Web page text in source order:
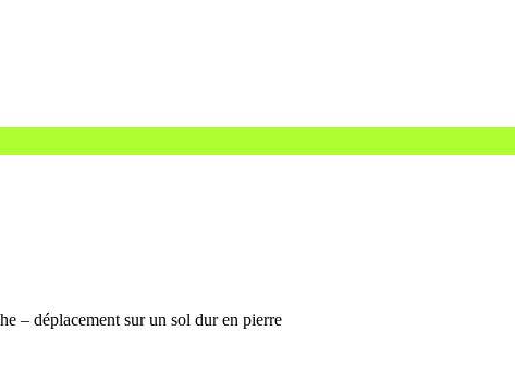
– déplacement sur un sol dur en pierre